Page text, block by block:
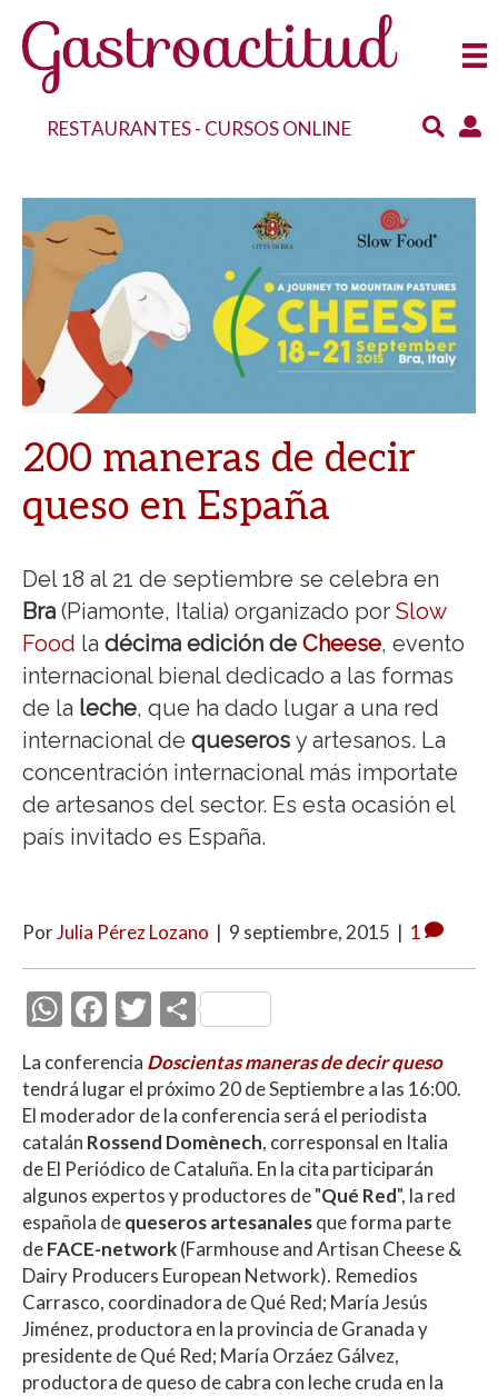
RESTAURANTES- CURSOS ONLINE
200 maneras de decir
queso en España
Del 18 al 21 de septiembre se celebra en
Bra (Piamonte, Italia) organizado por Slow
Food la décima edición de Cheese, evento
internacional bienal dedicado a las formas
de la leche, que ha dado lugar a una red
internacional de queseros y artesanos. La
concentración internacional más importate
de artesanos del sector. Es esta ocasión el
país invitado es España.
PorJulia Pérez Lozano | 9 septiembre, 2015 | 1
W
h
at
s
A
p
p
F
ac
e
b
o
o
k
T
w
itt
er
C
o
m
p
ar
ti
r
La conferencia Doscientas maneras de decir queso
tendrá lugar el próximo 20 de Septiembre a las 16:00.
El moderador de la conferencia será el periodista
catalán Rossend Domènech, corresponsal en Italia
de El Periódico de Cataluña. En la cita participarán
algunos expertos y productores de "Qué Red", la red
española dequeseros artesanalesque forma parte
deFACE-network(Farmhouse and Artisan Cheese &
Dairy Producers European Network). Remedios
Carrasco, coordinadora de Qué Red; María Jesús
Jiménez, productora en la provincia de Granada y
presidente de Qué Red; María Orzáez Gálvez,
productora de queso de cabra con leche cruda en la